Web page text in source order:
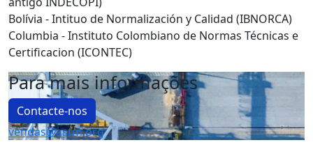
Bolívia - Intituo de Normalización y Calidad (IBNORCA)
Columbia - Instituto Colombiano de Normas Técnicas e
Certificacion (ICONTEC)
Para mais informações
Contacte-nos
vendas@astm.org